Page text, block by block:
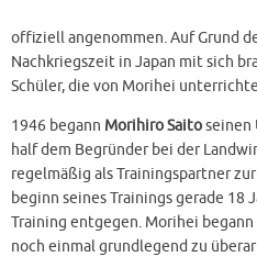
offiziell angenommen. Auf Grund
Nachkriegszeit in Japan mit sich
Schüler, die von Morihei
1946 begann Morihiro Saitoseinen
half dem Begründer bei der
regelmäßig als Trainingspartner
beginn seines Trainings gerade 18
Training entgegen. Morihei
noch einmal grundlegend zu